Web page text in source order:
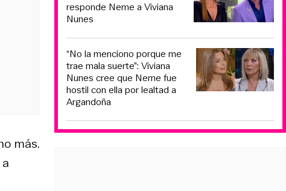
más.
responde Neme a Viviana
Nunes
“No la menciono porque me
trae mala suerte”: Viviana
Nunes cree que Neme fue
hostil con ella por lealtad a
Argandoña